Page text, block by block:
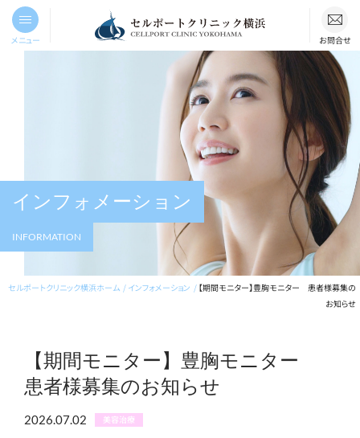
メニュー お問合せ
インフォメーション
INFORMATION
セルポートクリニック横浜ホーム インフォメーション
【期間モニター】豊胸モニター 患者様募集の
お知らせ
【期間モニター】豊胸モニター
患者様募集のお知らせ
2026.07.02 美容治療